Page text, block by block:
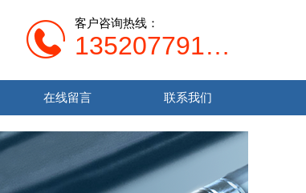
客户咨询热线：
13520779138
在线留言 联系我们